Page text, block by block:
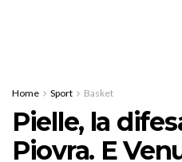
Home Sport Basket
Pielle, la
Piovra. E